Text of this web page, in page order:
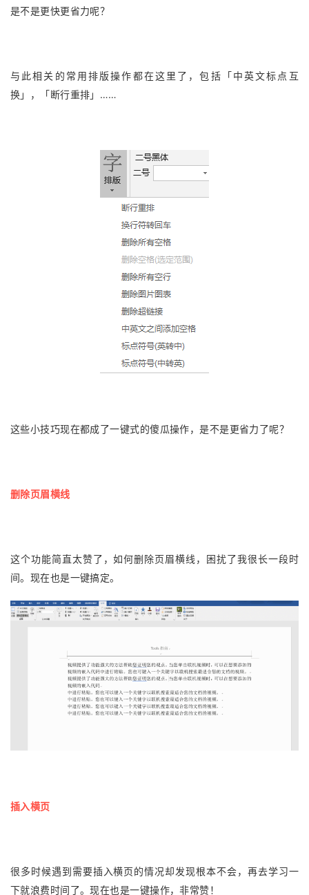
是不是更快更省力呢？
与此相关的常用排版操作都在这里了，包括「中英文标点互
换」，「断行重排」……
这些小技巧现在都成了一键式的傻瓜操作，是不是更省力了呢？
删除页眉横线
这个功能简直太赞了，如何删除页眉横线，困扰了我很长一段时
间。现在也是一键搞定。
插入横页
很多时候遇到需要插入横页的情况却发现根本不会，再去学习一
下就浪费时间了。现在也是一键操作，非常赞！